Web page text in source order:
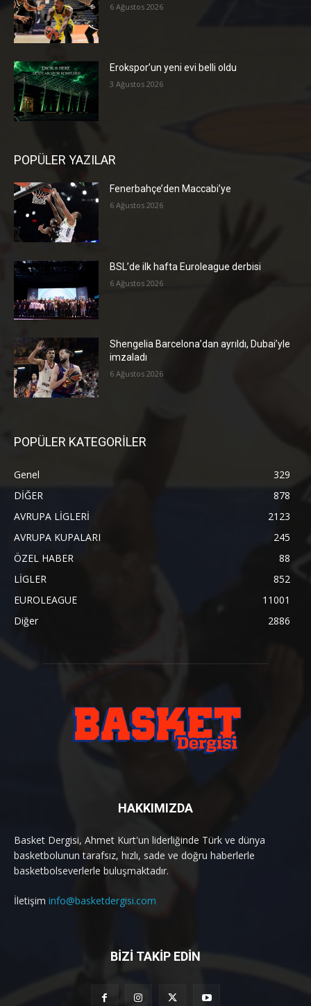
6 Ağustos 2026
Erokspor’un yeni evi belli oldu
3 Ağustos 2026
POPÜLER YAZILAR
Fenerbahçe’den Maccabi’ye
6 Ağustos 2026
BSL’de ilk hafta Euroleague derbisi
6 Ağustos 2026
Shengelia Barcelona’dan ayrıldı, Dubai’yle
imzaladı
6 Ağustos 2026
POPÜLER KATEGORİLER
Genel
329
DİĞER
878
AVRUPA LİGLERİ
2123
AVRUPA KUPALARI
245
ÖZEL HABER
88
LİGLER
852
EUROLEAGUE
11001
Diğer
2886
HAKKIMIZDA
Basket Dergisi, Ahmet Kurt'un liderliğinde Türk ve dünya
basketbolunun tarafsız, hızlı, sade ve doğru haberlerle
basketbolseverlerle buluşmaktadır.
İletişim info@basketdergisi.com
BİZİ TAKİP EDİN